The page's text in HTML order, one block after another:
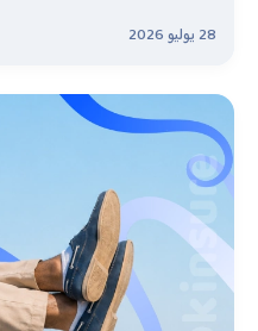
28 يوليو 2026